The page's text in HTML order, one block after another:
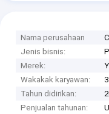
Nama perusahaan
Jenis bisnis:
Merek:
Wakakak karyawan:
Tahun didirikan:
Penjualan tahunan: